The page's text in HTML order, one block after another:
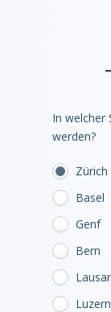
In welcher
werden?
Zürich
Basel
Genf
Bern
Luzern